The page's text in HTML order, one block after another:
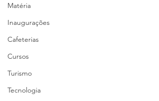
Matéria
Inaugurações
Cafeterias
Cursos
Turismo
Tecnologia